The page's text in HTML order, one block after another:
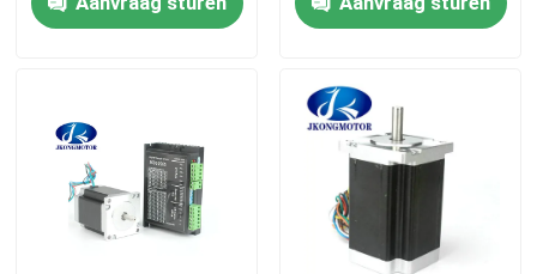
Verzoek om een Citaat
met een ingebouwde stapsservo-motor
Geïntegreerde DC-servomotor